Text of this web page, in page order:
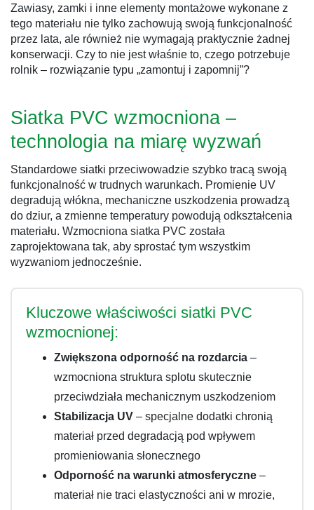
Zawiasy, zamki i inne elementy montażowe wykonane z
tego materiału nie tylko zachowują swoją funkcjonalność
przez lata, ale również nie wymagają praktycznie żadnej
konserwacji. Czy to nie jest właśnie to, czego potrzebuje
rolnik – rozwiązanie typu „zamontuj i zapomnij”?
Siatka PVC wzmocniona –
technologia na miarę wyzwań
Standardowe siatki przeciwowadzie szybko tracą swoją
funkcjonalność w trudnych warunkach. Promienie UV
degradują włókna, mechaniczne uszkodzenia prowadzą
do dziur, a zmienne temperatury powodują odkształcenia
materiału. Wzmocniona siatka PVC została
zaprojektowana tak, aby sprostać tym wszystkim
wyzwaniom jednocześnie.
Kluczowe właściwości siatki PVC
wzmocnionej:
Zwiększona odporność na rozdarcia –
wzmocniona struktura splotu skutecznie
przeciwdziała mechanicznym uszkodzeniom
Stabilizacja UV – specjalne dodatki chronią
materiał przed degradacją pod wpływem
promieniowania słonecznego
Odporność na warunki atmosferyczne –
materiał nie traci elastyczności ani w mrozie,